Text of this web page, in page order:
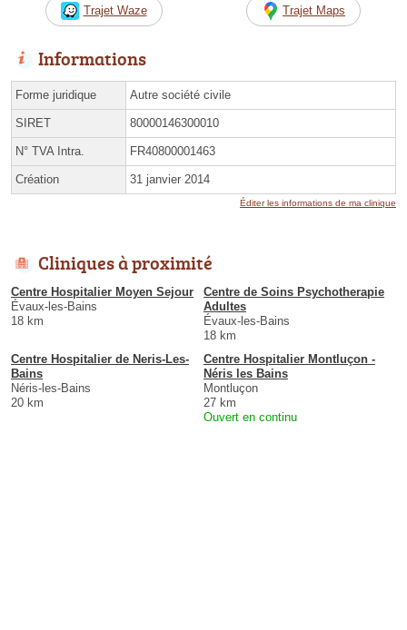
Trajet Waze Trajet Maps
Informations
Forme juridique Autre société civile
SIRET 80000146300010
N° TVA Intra. FR40800001463
Création 31 janvier 2014
Éditer les informations de ma clinique
Cliniques à proximité
Centre Hospitalier Moyen Sejour
Évaux-les-Bains
18 km
Centre de Soins Psychotherapie
Adultes
Évaux-les-Bains
18 km
Centre Hospitalier de Neris-Les-
Bains
Néris-les-Bains
20 km
Centre Hospitalier Montluçon -
Néris les Bains
Montluçon
27 km
Ouvert en continu